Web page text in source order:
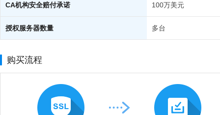
CA机构安全赔付承诺 100万美元
授权服务器数量 多台
购买流程